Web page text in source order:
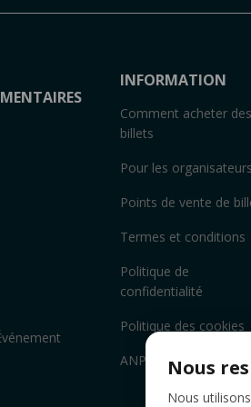
INFORMATION
Comment acheter des
billets
Pour les organisateurs
Points de vente de
Termes et conditions
Politique de
confidentialité
Politique des cookies
ANPC
Nous
Nous